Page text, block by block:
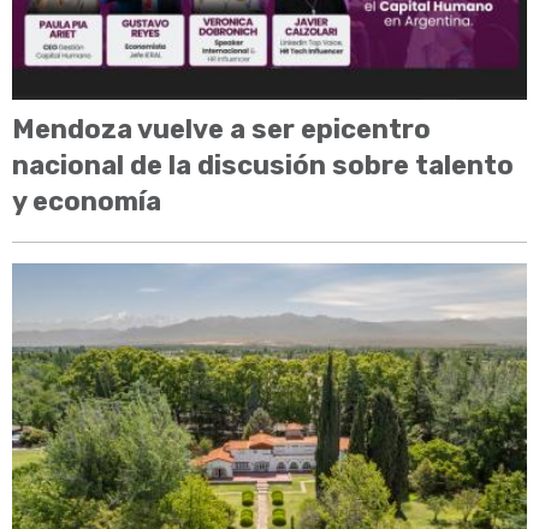
Mendoza vuelve a ser epicentro
nacional de la discusión sobre talento
y economía